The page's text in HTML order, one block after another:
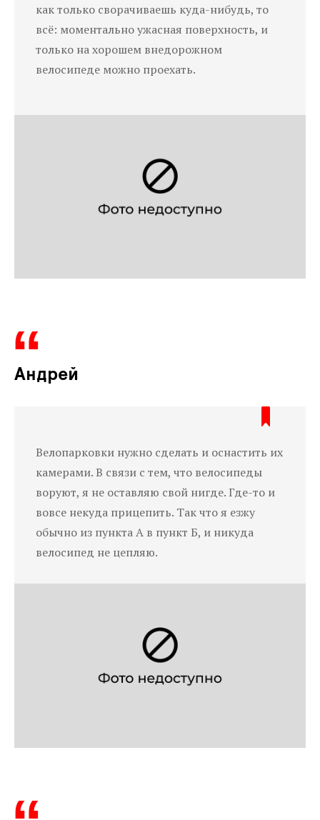
как только сворачиваешь куда-нибудь, то
всё: моментально ужасная поверхность, и
только на хорошем внедорожном
велосипеде можно проехать.
Андрей
Велопарковки нужно сделать и оснастить их
камерами. В связи с тем, что велосипеды
воруют, я не оставляю свой нигде. Где-то и
вовсе некуда прицепить. Так что я езжу
обычно из пункта А в пункт Б, и никуда
велосипед не цепляю.